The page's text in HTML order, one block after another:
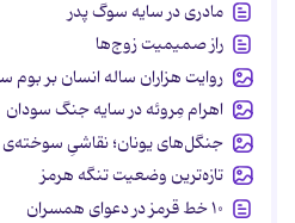
مادری در سایه سوگ پدر
راز صمیمیت زوج‌ها
روایت هزاران ساله انسان بر
اهرام مِروئه در سایه جنگ سودان
جنگل‌های یونان؛ نقاشیِ
تازه‌ترین وضعیت تنگه هرمز
۱۰ خط قرمز در دعوای همسران